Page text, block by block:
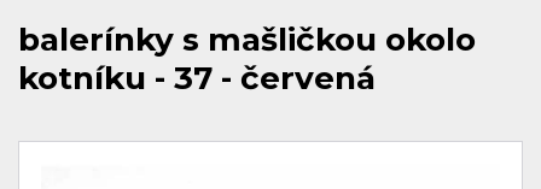
balerínky s mašličkou okolo
kotníku - 37 - červená